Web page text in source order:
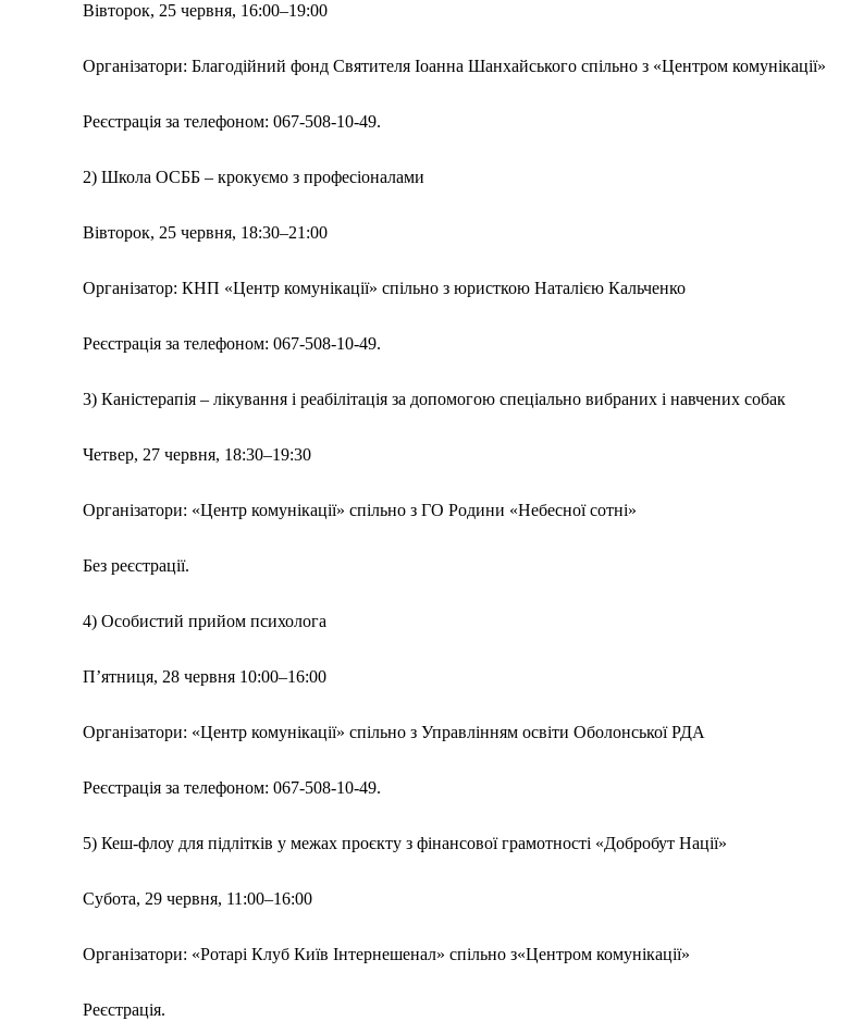
Політика
Технології
Вівторок, 25 червня, 16:00–19:00
Організатори: Благодійний фонд Святителя Іоанна Шанхайського спільно з «Центром комунікації»
Реєстрація за телефоном: 067-508-10-49.
2) Школа ОСББ – крокуємо з професіоналами
Вівторок, 25 червня, 18:30–21:00
Організатор: КНП «Центр комунікації» спільно з юристкою Наталією Кальченко
Реєстрація за телефоном: 067-508-10-49.
3) Каністерапія – лікування і реабілітація за допомогою спеціально вибраних і навчених собак
Четвер, 27 червня, 18:30–19:30
Організатори: «Центр комунікації» спільно з ГО Родини «Небесної сотні»
Без реєстрації.
4) Особистий прийом психолога
П’ятниця, 28 червня 10:00–16:00
Організатори: «Центр комунікації» спільно з Управлінням освіти Оболонської РДА
Реєстрація за телефоном: 067-508-10-49.
5) Кеш-флоу для підлітків у межах проєкту з фінансової грамотності «Добробут Нації»
Субота, 29 червня, 11:00–16:00
Організатори: «Ротарі Клуб Київ Інтернешенал» спільно з«Центром комунікації»
Реєстрація.